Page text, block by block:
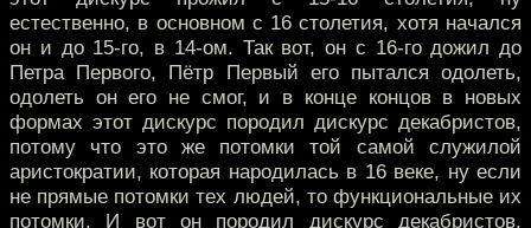
естественно, в основном с 16 столетия, хотя начался
он и до 15-го, в 14-ом. Так вот, он с 16-го дожил до
Петра Первого, Пётр Первый его пытался одолеть,
одолеть он его не смог, и в конце концов в новых
формах этот дискурс породил дискурс декабристов,
потому что это же потомки той самой служилой
аристократии, которая народилась в 16 веке, ну если
не прямые потомки тех людей, то функциональные их
потомки. И вот он породил дискурс декабристов,